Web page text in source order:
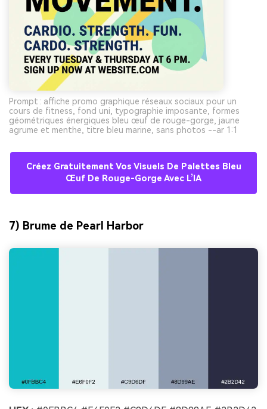
Prompt : affiche promo graphique réseaux sociaux pour un
cours de fitness, fond uni, typographie imposante, formes
géométriques énergiques bleu œuf de rouge-gorge, jaune
agrume et menthe, titre bleu marine, sans photos --ar 1:1
Créez Gratuitement Vos Visuels De Palettes Bleu
Œuf De Rouge-Gorge Avec L’IA
7) Brume de Pearl Harbor